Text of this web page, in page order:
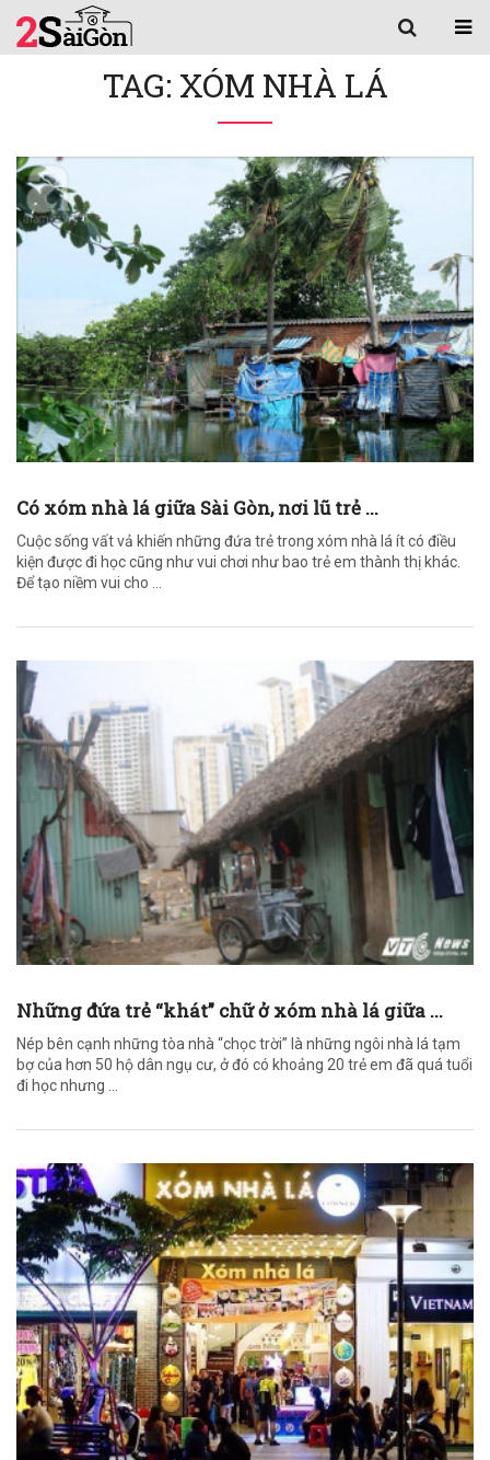
TAG: XÓM NHÀ LÁ
Có xóm nhà lá giữa Sài Gòn, nơi lũ trẻ ...
Cuộc sống vất vả khiến những đứa trẻ trong xóm nhà lá ít có điều
kiện được đi học cũng như vui chơi như bao trẻ em thành thị khác.
Để tạo niềm vui cho ...
Những đứa trẻ “khát” chữ ở xóm nhà lá giữa ...
Nép bên cạnh những tòa nhà “chọc trời” là những ngôi nhà lá tạm
bợ của hơn 50 hộ dân ngụ cư, ở đó có khoảng 20 trẻ em đã quá tuổi
đi học nhưng ...